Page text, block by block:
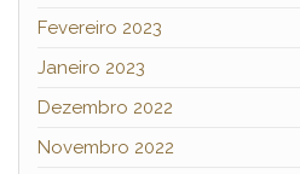
Fevereiro 2023
Janeiro 2023
Dezembro 2022
Novembro 2022